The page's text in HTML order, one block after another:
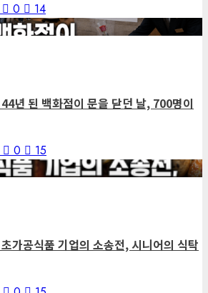
0
14
년 된 백화점이 문을 닫던 날, 700명이
0
15
가공식품 기업의 소송전, 시니어의 식탁